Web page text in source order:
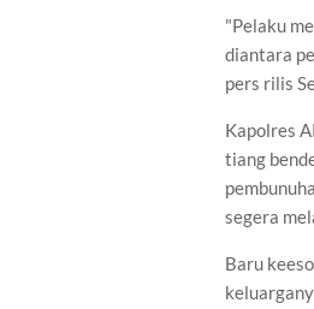
"Pelaku
diantara
pers rilis
Kapolres
tiang
segera
Baru